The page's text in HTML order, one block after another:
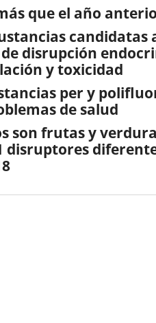
que el año
candidatas
disrupción
y toxicidad
per y
de salud
son frutas y
disruptores